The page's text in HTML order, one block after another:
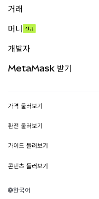
거래
무기한 선물
실물자산
머니 신규
개발자
MetaMask Connect
Snaps
웹3 서비스
MetaMask 받기
보안
고객 지원
채용
가격 둘러보기
이더리움 가격
솔라나 가격
테더 가격
환전 둘러보기
ETH를 USD로 환전
USDT를 INR로 환전
BTC를 INR로 환전
가이드 둘러보기
ETH 매수
콘텐츠 둘러보기
솔라나 지갑
한국어